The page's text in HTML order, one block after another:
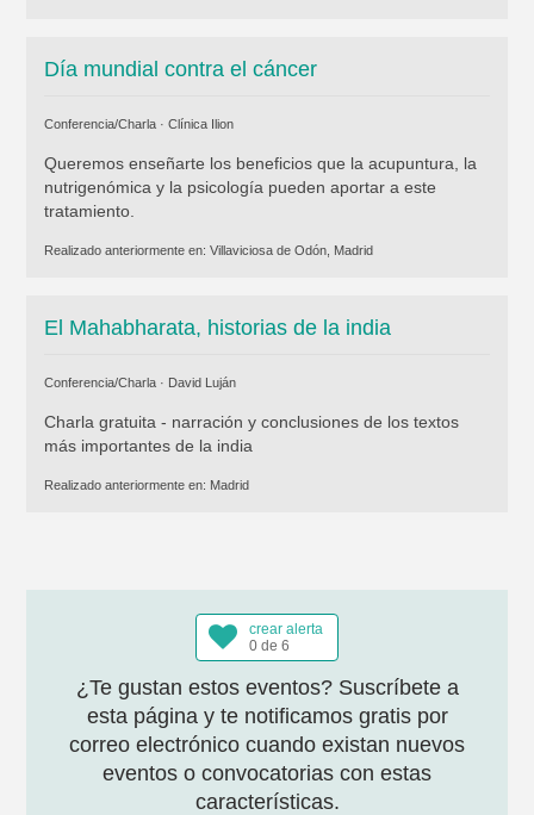
Día mundial contra el cáncer
Conferencia/Charla · Clínica Ilion
Queremos enseñarte los beneficios que la acupuntura, la
nutrigenómica y la psicología pueden aportar a este
tratamiento.
Realizado anteriormente en: Villaviciosa de Odón, Madrid
El Mahabharata, historias de la india
Conferencia/Charla · David Luján
Charla gratuita - narración y conclusiones de los textos
más importantes de la india
Realizado anteriormente en: Madrid
crear alerta
0 de 6
¿Te gustan estos eventos? Suscríbete a
esta página y te notificamos gratis por
correo electrónico cuando existan nuevos
eventos o convocatorias con estas
características.